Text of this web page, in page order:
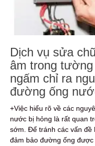
Dịch vụ sửa
âm trong
ngấm chỉ ra
đường ống
+Việc hiểu rõ về các
nước bị hỏng là rất quan
sớm. Để tránh các vấn đề
đảm bảo đường ống